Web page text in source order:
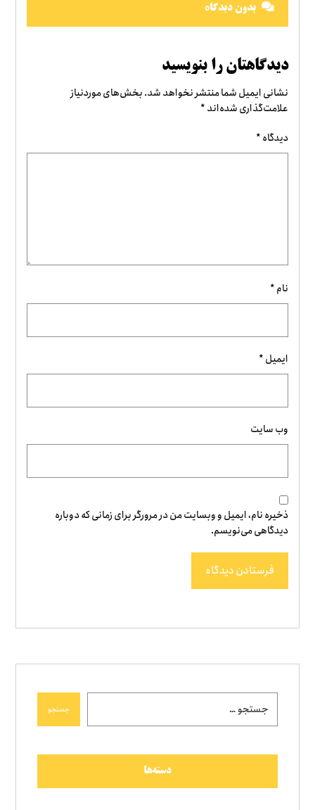
بدون دیدگاه
دیدگاهتان را بنویسید
نشانی ایمیل شما منتشر نخواهد شد.بخش‌های موردنیاز
علامت‌گذاری شده‌اند*
دیدگاه*
نام*
ایمیل*
وب‌ سایت
ذخیره نام، ایمیل و وبسایت من در مرورگر برای زمانی که دوباره
دیدگاهی می‌نویسم.
فرستادن دیدگاه
جستجو
دسته‌ها